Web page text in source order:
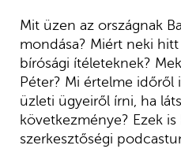
Mit üzen az országnak
mondása? Miért neki
bírósági ítéleteknek?
Péter? Mi értelme időről
üzleti ügyeiről írni, ha
következménye? Ezek
szerkesztőségi